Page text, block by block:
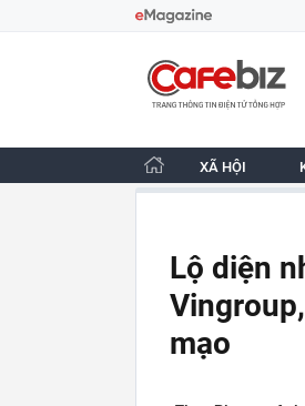
CafeBiz - Trang chủ
XÃ HỘI
Lộ diện
mạo